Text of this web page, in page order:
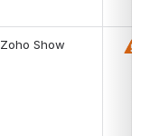
Zoho Show